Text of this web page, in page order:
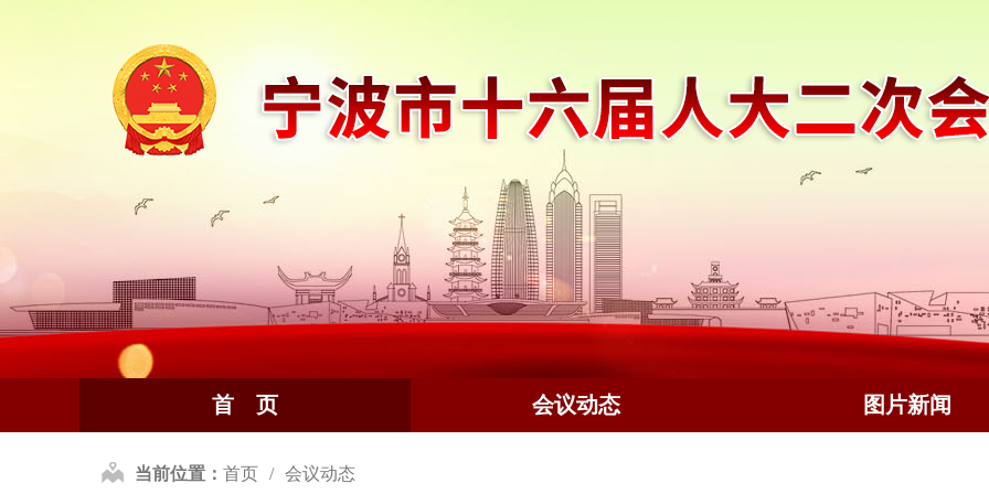
首 页 会议动态 图片新闻
当前位置： 首页 会议动态